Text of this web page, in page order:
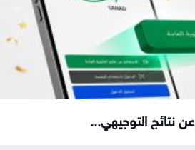
نتائج التوجيهي...